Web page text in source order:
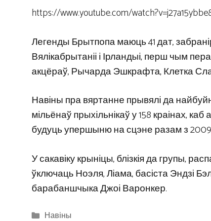
https://www.youtube.com/
Легенды Брытпопа маюць 41 дат,
Вялікабрытаніі і Ірландыі, перш чым
акцёраў, Рычарда Эшкрафта, Клетка
Навіны пра вяртанне прывялі да
мільёнаў прыхільнікаў у 158 краінах,
будуць упершыню на сцэне разам з
У сакавіку крыніцы, блізкія да групы,
ўключаць Ноэля, Ліама, басіста Эндзі
барабаншчыка Джоі Варонкер.
Categories
Навіны